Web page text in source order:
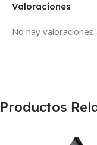
Valoraciones
No hay valoraciones
Productos